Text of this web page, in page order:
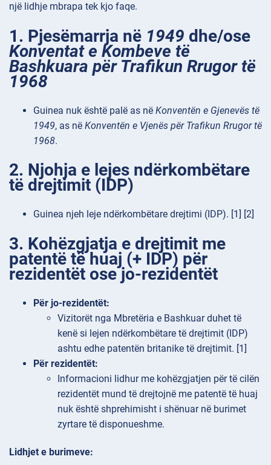
një lidhje mbrapa tek kjo faqe.
1. Pjesëmarrja në 1949 dhe/ose
Konventat e Kombeve të
Bashkuara për Trafikun Rrugor të
1968
Guinea nuk është palë as në Konventën e Gjenevës të
1949, as në Konventën e Vjenës për Trafikun Rrugor të
1968.
2. Njohja e lejes ndërkombëtare
të drejtimit (IDP)
Guinea njeh leje ndërkombëtare drejtimi (IDP). [1] [2]
3. Kohëzgjatja e drejtimit me
patentë të huaj (+ IDP) për
rezidentët ose jo-rezidentët
Për jo-rezidentët:
Vizitorët nga Mbretëria e Bashkuar duhet të
kenë si lejen ndërkombëtare të drejtimit (IDP)
ashtu edhe patentën britanike të drejtimit. [1]
Për rezidentët:
Informacioni lidhur me kohëzgjatjen për të cilën
rezidentët mund të drejtojnë me patentë të huaj
nuk është shprehimisht i shënuar në burimet
zyrtare të disponueshme.
Lidhjet e burimeve: